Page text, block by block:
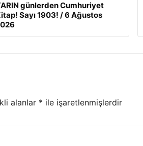
günlerden Cumhuriyet
Sayı 1903! / 6 Ağustos
alanlar * ile işaretlenmişlerdir